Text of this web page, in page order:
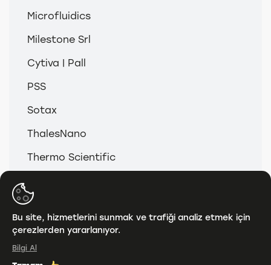
Microfluidics
Milestone Srl
Cytiva | Pall
PSS
Sotax
ThalesNano
Thermo Scientific
Bu site, hizmetlerini sunmak ve trafiği analiz etmek için
çerezlerden yararlanıyor.
Bilgi Al